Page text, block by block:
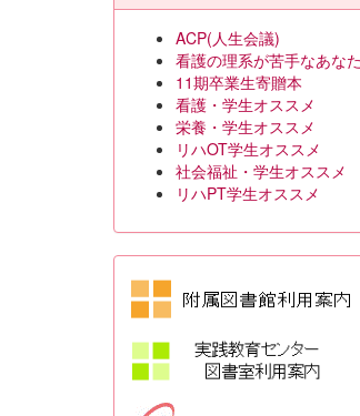
ACP(人生会議)
看護の理系が苦手なあな
11期卒業生寄贈本
看護・学生オススメ
栄養・学生オススメ
リハOT学生オススメ
社会福祉・学生オススメ
リハPT学生オススメ